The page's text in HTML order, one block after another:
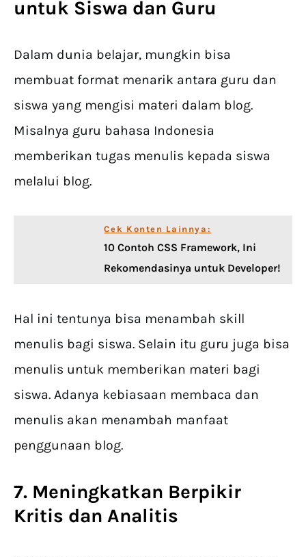
untuk Siswa dan Guru
Dalam dunia belajar, mungkin bisa
membuat format menarik antara guru dan
siswa yang mengisi materi dalam blog.
Misalnya guru bahasa Indonesia
memberikan tugas menulis kepada siswa
melalui blog.
Cek Konten Lainnya:
10 Contoh CSS Framework, Ini
Rekomendasinya untuk Developer!
Hal ini tentunya bisa menambah skill
menulis bagi siswa. Selain itu guru juga bisa
menulis untuk memberikan materi bagi
siswa. Adanya kebiasaan membaca dan
menulis akan menambah manfaat
penggunaan blog.
7. Meningkatkan Berpikir
Kritis dan Analitis